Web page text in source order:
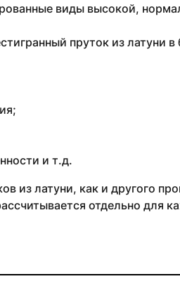
виды высокой,
пруток из латуни
и т.д.
из латуни, как и другого
отдельно для